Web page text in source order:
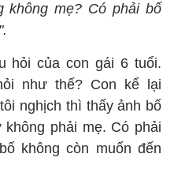
không mẹ? Có phải bố
hỏi của con gái 6 tuổi.
như thế? Con kể lại
nghịch thì thấy ảnh bố
phải mẹ. Có phải
không còn muốn đến